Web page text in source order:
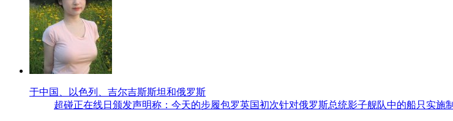
于中国、以色列、吉尔吉斯斯坦和俄罗斯
超碰正在线日颁发声明称：今天的步履包罗英国初次针对俄罗斯总统影子舰队中的船只实